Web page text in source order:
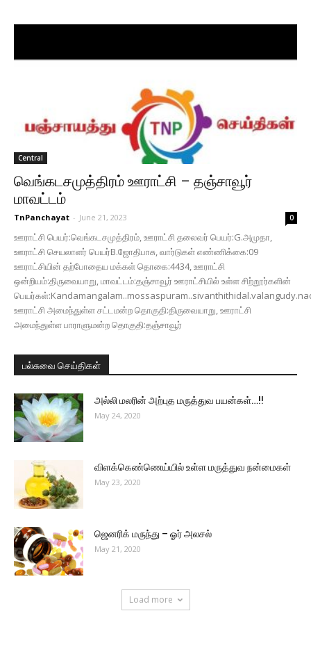
Central
வெங்கடசமுத்திரம் ஊராட்சி – தஞ்சாவூர்
மாவட்டம்
TnPanchayat - June 21, 2023 0
ஊராட்சி பெயர்:வெங்கடசமுத்திரம், ஊராட்சி தலைவர் பெயர்:G.அமுதா,
ஊராட்சி செயலாளர் பெயர்B.ஜோதிபாசு, வார்டுகள் எண்ணிக்கை:09
ஊராட்சியின் தற்போதைய மக்கள் தொகை:4434, ஊராட்சி
ஒன்றியம்:திருவையாறு, மாவட்டம்:தஞ்சாவூர் ஊராட்சியில் உள்ள சிற்றூர்களின்
ஊராட்சி அமைந்துள்ள சட்டமன்ற தொகுதி:திருவையாறு, ஊராட்சி
அமைந்துள்ள பாராளுமன்ற தொகுதி:தஞ்சாவூர்
பல்சுவை செய்திகள்
அல்லி மலரின் அற்புத மருத்துவ பயன்கள்…!!
May 24, 2020
விளக்கெண்ணெய்யில் உள்ள மருத்துவ நன்மைகள்
May 23, 2020
ஜெனரிக் மருந்து – ஓர் அலசல்
May 21, 2020
Load more